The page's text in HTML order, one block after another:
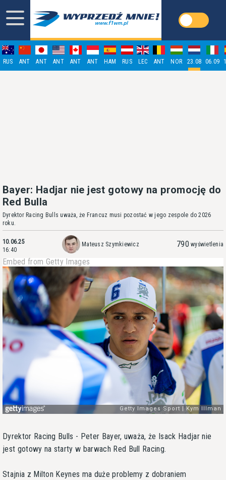
RUS ANT ANT ANT ANT ANT HAM RUS LEC ANT NOR 23.08 06.09
Bayer: Hadjar nie jest gotowy na promocję do
Red Bulla
Dyrektor Racing Bulls uważa, że Francuz musi pozostać w jego zespole do 2026
roku.
10.06.25
16:40
Mateusz Szymkiewicz 790 wyświetlenia
Embed from Getty Images
Dyrektor Racing Bulls - Peter Bayer, uważa, że Isack Hadjar nie
jest gotowy na starty w barwach Red Bull Racing.
Stajnia z Milton Keynes ma duże problemy z dobraniem